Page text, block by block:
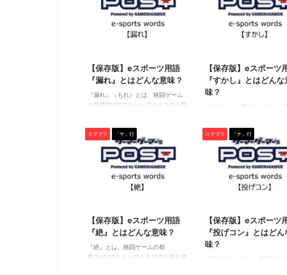
ぜひ、この機会に用語の意味を学ん
で、知識と技術を深めましょう！
（下につづく） 反転空後 『反転空
後』とは、通常後ろ向きにしか出せ
と。 『反転空後』を行わないと技を
出す機会が限られるせいか、本作で
は基本的にどのキャラの空後も発生
や撃墜力という点で優れた技を持っ
ていることが多 ...
機会に用語の意味を学んで、
技術を深めましょう！（下につ
く） 空中ダッシュ(空ダ) 『空
シュ(空ダ)』とは、ジャンプ中
クトル反転』などの別の呼び
ぶプレイヤーもいますが、一
は略称の『空ダ』と呼ばれる
多いです。 『空中ダッシュ(空
【保存版】eスポーツ用語
『漏れ』とはどんな意味？
『漏れ』（もれ）とは、格闘ゲーム
の祭典“EVO”でもトップクラスの人気
れる専門用語です。 ぜひ、この機会
に用語の意味を学んで、知識と技術
を深めましょう！（下につづく） 漏
れ 『漏れ』とは、シールド展開中に
攻撃を受けた時、ファイターの体が
はみ出ていると攻撃を被弾してしま
味は同じです。 シールドを貼り続け
ていると、どんどん小さくなってい
きますよね。 ...
【保存版】eスポーツ
『すかし』とはどんな
味？
『すかし』（透かし）とは、
人気を誇るeスポーツタイトル
闘スマッシュブラザーズSP』
使われる専門用語です。 ぜひ
機会に用語の意味を学んで、
技術を深めましょう！（下につ
く） すかし 『すかし』とは、
プから攻撃を通してくると見
ックのひとつです。 ある程度
ラをやっている人なら、相手
ンプで距離を詰めてきたら攻
戒してシールドを貼るという対
反射的に行える ...
スマブラ 「サ」行
【保存版】eスポーツ用語
『絶』とはどんな意味？
『絶』とは、格闘ゲームの祭
典“EVO”でもトップクラスの人気を誇
スマブラ 「ナ」行
【保存版】eスポーツ
『投げコン』とはど
味？
『投げコン』とは、格闘ゲー
ャラクターのグッズを手に入れる貴重なチャンス
すよ。 ゲームのDL版も7月末までセール中なの
、イラストを見て気になった人はこの機会にプレ
してみてください！ （以下、リリース内容をその
す。加えて、プロゲーマーのマウス感度やキー設
など細かいことまで網羅していますよ。 何か新し
デバイスを検討するときや、新しい環境を構築した
り、設定を試してみたりしたいときに参考にしてみ